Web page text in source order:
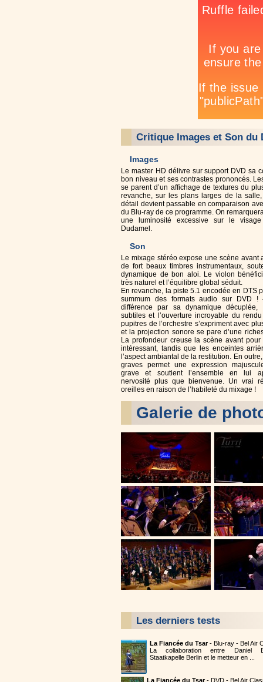
Critique Images et Son du
Images
Le master HD délivre sur support DVD sa
bon niveau et ses contrastes prononcés.
se parent d’un affichage de textures du
revanche, sur les plans larges de la
détail devient passable en comparaison
du Blu-ray de ce programme. On
une luminosité excessive sur le
Dudamel.
Son
Le mixage stéréo expose une scène avant
de fort beaux timbres instrumentaux,
dynamique de bon aloi. Le violon
très naturel et l’équilibre global séduit.
En revanche, la piste 5.1 encodée en DTS
summum des formats audio sur DVD !
différence par sa dynamique décuplée,
subtiles et l’ouverture incroyable du
pupitres de l’orchestre s’expriment avec
et la projection sonore se pare d’une
La profondeur creuse la scène avant
intéressant, tandis que les enceintes
l’aspect ambiantal de la restitution. En
graves permet une expression
grave et soutient l’ensemble en lui
nervosité plus que bienvenue. Un vrai
oreilles en raison de l’habileté du mixage !
Galerie de
Les derniers tests
La Fiancée du Tsar- Blu-ray - Bel Air
La collaboration entre Daniel
Staatkapelle Berlin et le metteur en ...
La Fiancée du Tsar- DVD - Bel Air